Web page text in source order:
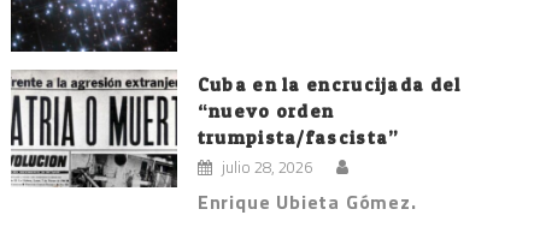
Cuba en la encrucijada del
“nuevo orden
trumpista/fascista”
julio 28, 2026
Enrique Ubieta Gómez.